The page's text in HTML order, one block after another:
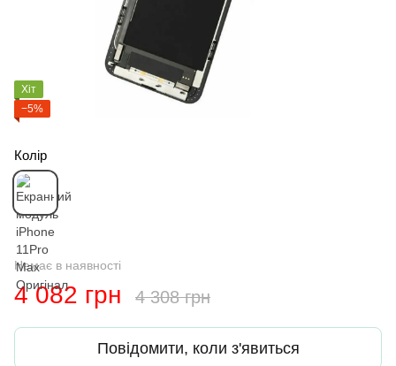
Хіт
−5%
Колір
Немає в наявності
4 082 грн 4 308 грн
Повідомити, коли з'явиться